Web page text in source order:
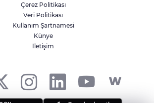
Akdeniz’de mikroplastik denetimi... 23
tesise 47,6 milyon TL ceza!
Çerez Politikası
Veri Politikası
Kullanım Şartnamesi
Künye
İletişim